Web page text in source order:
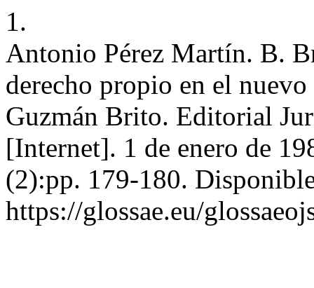
1.
Antonio Pérez Martín. B.
derecho propio en el
Guzmán Brito. Editorial
[Internet]. 1 de enero de
(2):pp. 179-180.
https://glossae.eu/